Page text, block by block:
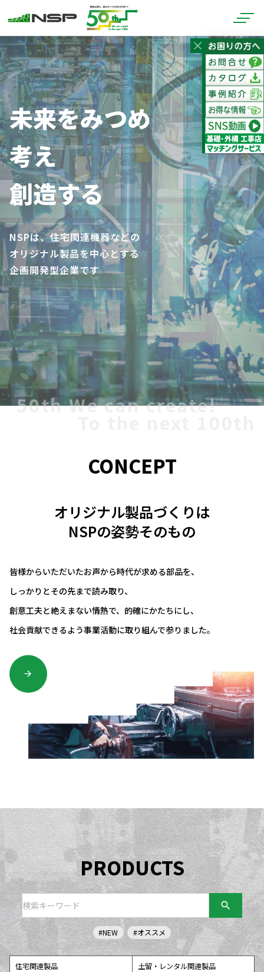
未来をみつめ
考え
創造する
NSPは、住宅関連機器などの
オリジナル製品を中心とする
企画開発型企業です
50th We can create!
CONCEPT
オリジナル製品づくりは
NSPの姿勢そのもの
皆様からいただいたお声から時代が求める部品を、
しっかりとその先まで読み取り、
創意工夫と絶えまない情熱で、的確にかたちにし、
社会貢献できるよう事業活動に取り組んで参りました。
arrow_forward
PRODUCTS
search
#NEW #オススメ
住宅関連製品
土留・レンタル関連製品